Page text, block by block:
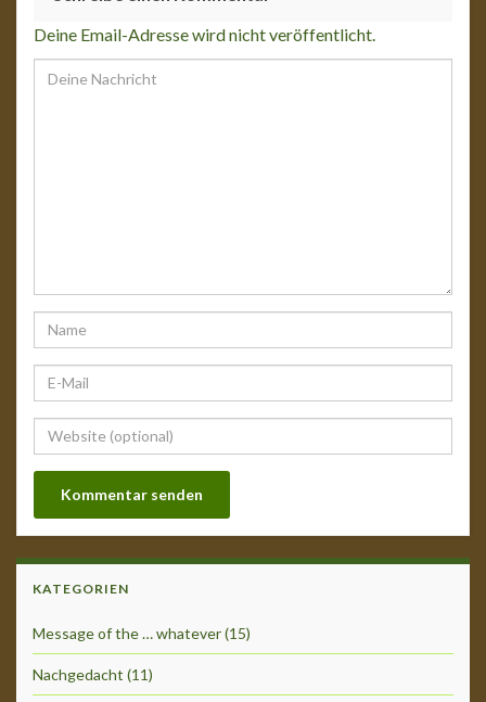
Deine Email-Adresse wird nicht veröffentlicht.
KATEGORIEN
Message of the … whatever(15)
Nachgedacht (11)